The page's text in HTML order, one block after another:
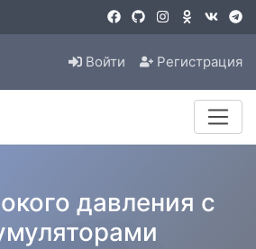
Войти Регистрация
давления с